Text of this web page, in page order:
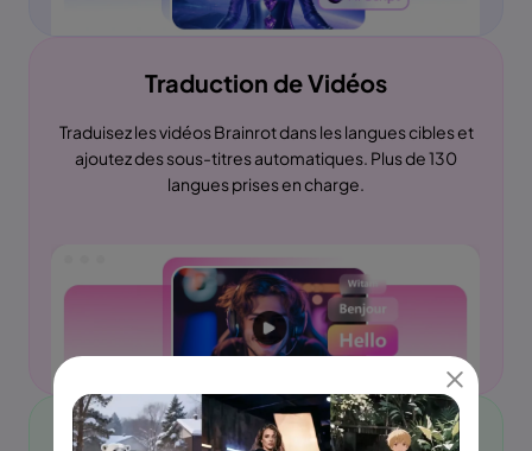
Traduction de Vidéos
Traduisez les vidéos Brainrot dans les langues cibles et
ajoutez des sous-titres automatiques. Plus de 130
langues prises en charge.
Synchronisation Labiale des Vidéos